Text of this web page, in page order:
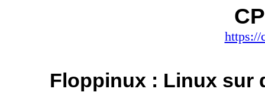
https://
Floppinux : Linux sur